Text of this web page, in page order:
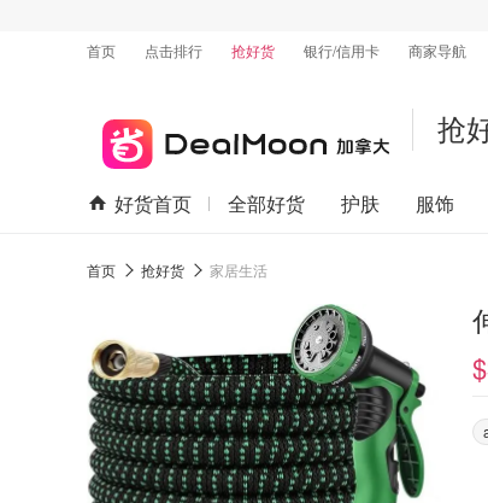
首页
点击排行 抢好货 银行/信用卡 商家导航
抢
好货首页 全部好货 护肤 服饰
首页 抢好货 家居生活